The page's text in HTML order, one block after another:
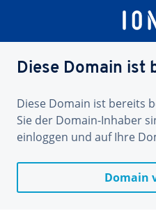
Diese Domain
Diese Domain ist bereits
Sie der Domain-Inhaber
einloggen und auf Ihre
Domain